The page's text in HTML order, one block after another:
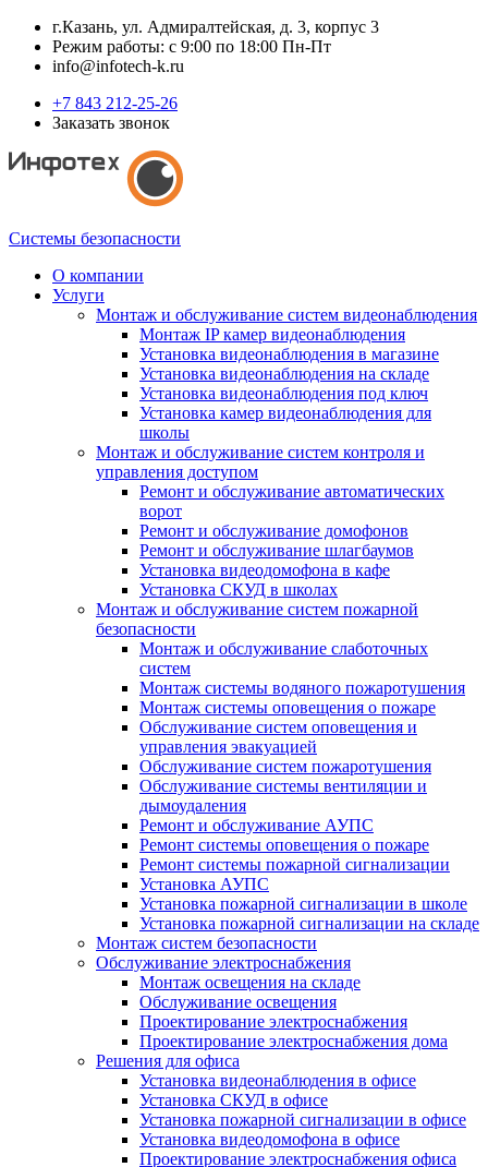
г.Казань, ул. Адмиралтейская, д. 3, корпус 3
Режим работы: с 9:00 по 18:00 Пн-Пт
info@infotech-k.ru
+7 843 212-25-26
Заказать звонок
Системы безопасности
О компании
Услуги
Монтаж и обслуживание систем видеонаблюдения
Монтаж IP камер видеонаблюдения
Установка видеонаблюдения в магазине
Установка видеонаблюдения на складе
Установка видеонаблюдения под ключ
Установка камер видеонаблюдения для
школы
Монтаж и обслуживание систем контроля и
управления доступом
Ремонт и обслуживание автоматических
ворот
Ремонт и обслуживание домофонов
Ремонт и обслуживание шлагбаумов
Установка видеодомофона в кафе
Установка СКУД в школах
Монтаж и обслуживание систем пожарной
безопасности
Монтаж и обслуживание слаботочных
систем
Монтаж системы водяного пожаротушения
Монтаж системы оповещения о пожаре
Обслуживание систем оповещения и
управления эвакуацией
Обслуживание систем пожаротушения
Обслуживание системы вентиляции и
дымоудаления
Ремонт и обслуживание АУПС
Ремонт системы оповещения о пожаре
Ремонт системы пожарной сигнализации
Установка АУПС
Установка пожарной сигнализации в школе
Установка пожарной сигнализации на складе
Монтаж систем безопасности
Обслуживание электроснабжения
Монтаж освещения на складе
Обслуживание освещения
Проектирование электроснабжения
Проектирование электроснабжения дома
Решения для офиса
Установка видеонаблюдения в офисе
Установка СКУД в офисе
Установка пожарной сигнализации в офисе
Установка видеодомофона в офисе
Проектирование электроснабжения офиса